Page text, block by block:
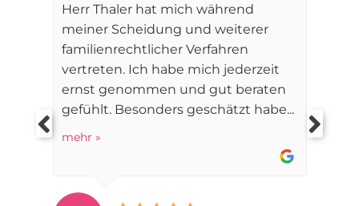
Herr Thaler hat mich während
meiner Scheidung und weiterer
familienrechtlicher Verfahren
vertreten. Ich habe mich jederzeit
ernst genommen und gut beraten
gefühlt. Besonders geschätzt habe...
mehr »